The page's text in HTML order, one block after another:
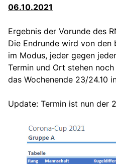
06.10.2021
Ergebnis der Vorunde des
Die Endrunde wird von den
im Modus, jeder gegen
Termin und Ort stehen
das Wochenende 23/24.10
Update: Termin ist nun der